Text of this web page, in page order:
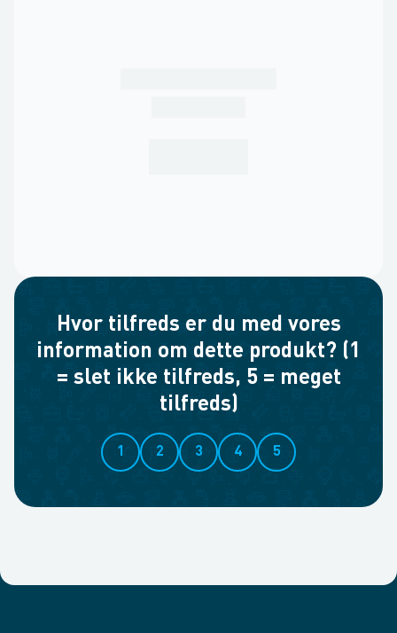
Hvor tilfreds er du med vores
information om dette produkt? (1
= slet ikke tilfreds, 5 = meget
tilfreds)
1 2 3 4 5